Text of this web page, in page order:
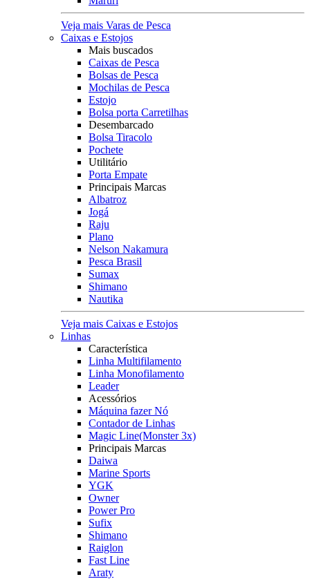
Veja mais Varas de Pesca
Caixas e Estojos
Mais buscados
Caixas de Pesca
Bolsas de Pesca
Mochilas de Pesca
Estojo
Bolsa porta Carretilhas
Desembarcado
Bolsa Tiracolo
Pochete
Utilitário
Porta Empate
Principais Marcas
Albatroz
Jogá
Raju
Plano
Nelson Nakamura
Pesca Brasil
Sumax
Shimano
Nautika
Veja mais Caixas e Estojos
Linhas
Característica
Linha Multifilamento
Linha Monofilamento
Leader
Acessórios
Máquina fazer Nó
Contador de Linhas
Magic Line(Monster 3x)
Principais Marcas
Daiwa
Marine Sports
YGK
Owner
Power Pro
Sufix
Shimano
Raiglon
Fast Line
Araty